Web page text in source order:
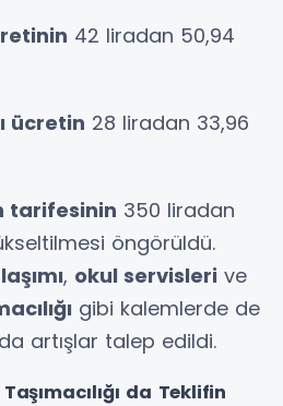
42 liradan 50,94
ücretin 28 liradan 33,96
tarifesinin 350 liradan
öngörüldü.
, okul servisleri ve
gibi kalemlerde de
artışlar talep edildi.
da Teklifin